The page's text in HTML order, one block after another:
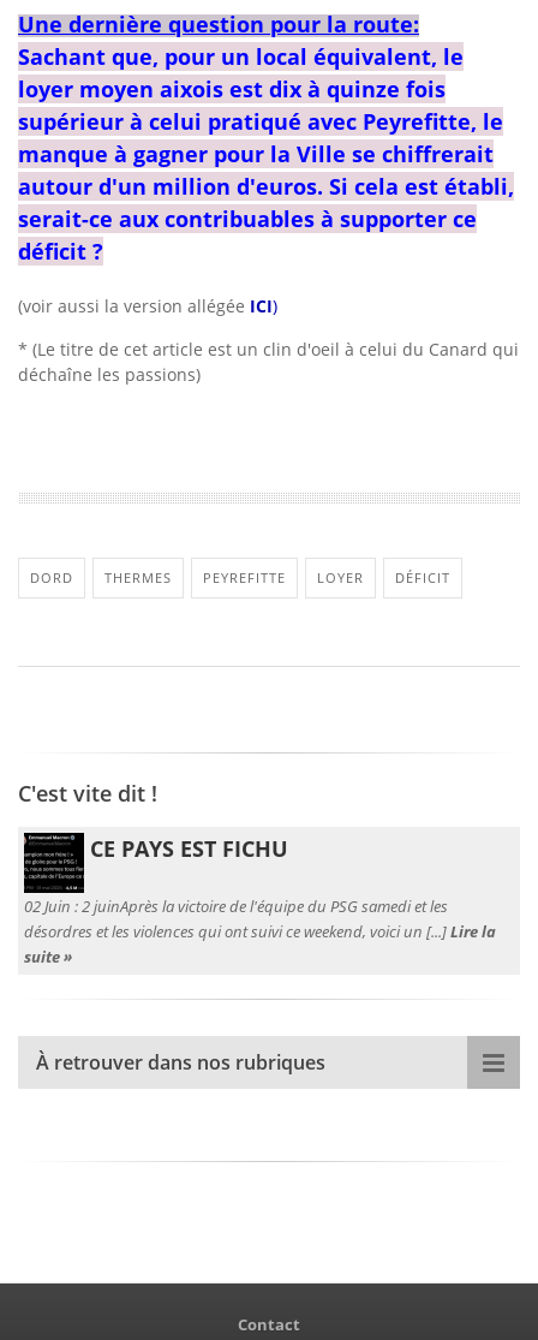
Une dernière question pour la route:
Sachant que, pour un local équivalent, le
loyer moyen aixois est dix à quinze fois
supérieur à celui pratiqué avec Peyrefitte, le
manque à gagner pour la Ville se chiffrerait
autour d'un million d'euros. Si cela est établi,
serait-ce aux contribuables à supporter ce
déficit ?
(voir aussi la version allégée ICI)
* (Le titre de cet article est un clin d'oeil à celui du Canard qui
déchaîne les passions)
DORD THERMES PEYREFITTE LOYER DÉFICIT
C'est vite dit !
CE PAYS EST FICHU
02 Juin :2 juinAprès la victoire de l'équipe du PSG samedi et les
désordres et les violences qui ont suivi ce weekend, voici un [...]Lire la
suite »
À retrouver dans nos rubriques
Contact